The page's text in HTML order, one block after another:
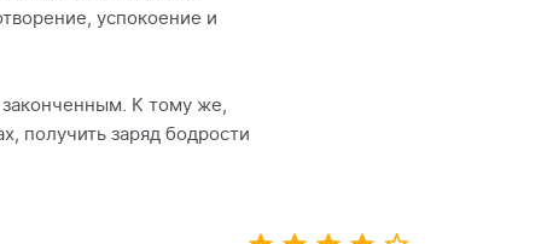
успокоение и
законченным. К тому же,
получить заряд бодрости